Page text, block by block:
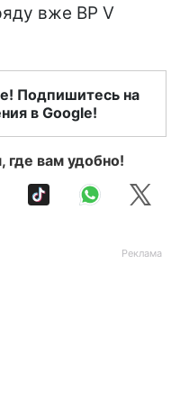
вже ВР V
Подпишитесь на
в Google!
где вам удобно!